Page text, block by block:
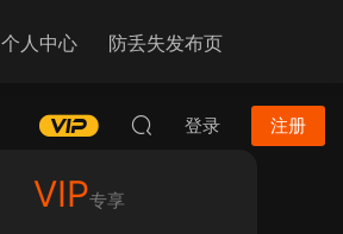
个人中心 防丢失发布页
登录 注册
VIP专享